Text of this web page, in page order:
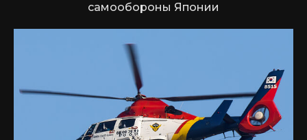
самообороны Японии